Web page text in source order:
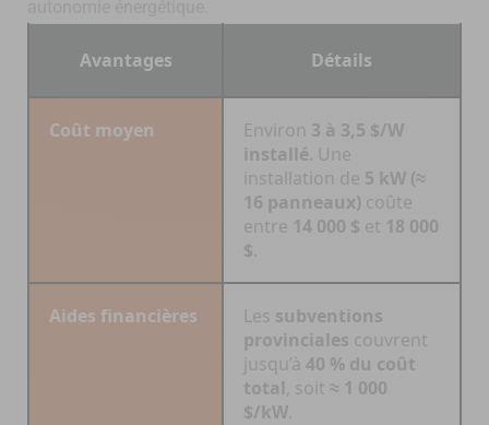
Avantages Détails
Coût moyen Environ 3 à 3,5 $/W
installé. Une
installation de 5 kW (≈
16 panneaux) coûte
entre 14 000 $ et 18 000
$.
Aides financières Les subventions
provinciales couvrent
jusqu’à 40 % du coût
total, soit ≈ 1 000
$/kW.